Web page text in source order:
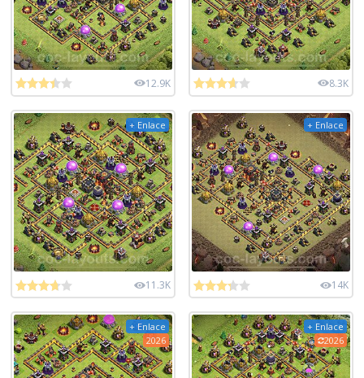
12.9K 8.3K
+ Enlace
11.3K
+ Enlace
14K
+ Enlace
2026
+ Enlace
2026